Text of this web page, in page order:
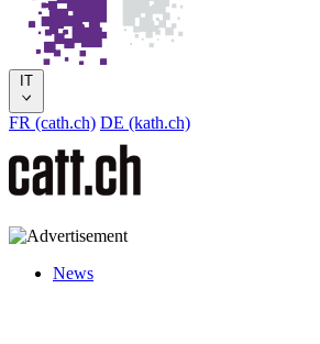
IT
FR (cath.ch) DE (kath.ch)
News